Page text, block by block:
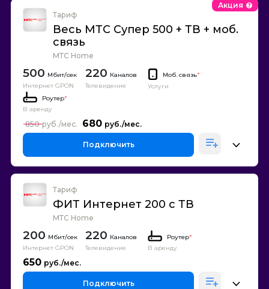
Тариф
Весь МТС Супер 500 + ТВ + моб.
связь
МТС Home
Акция
500
Интернет GPON
220 Каналов
Телевидение
Моб. связь*
Услуги
Роутер*
В аренду
680
850
Подключить
Тариф
ФИТ Интернет 200 с ТВ
МТС Home
200
Интернет GPON
220 Каналов
Телевидение
Роутер*
В аренду
650
Подключить